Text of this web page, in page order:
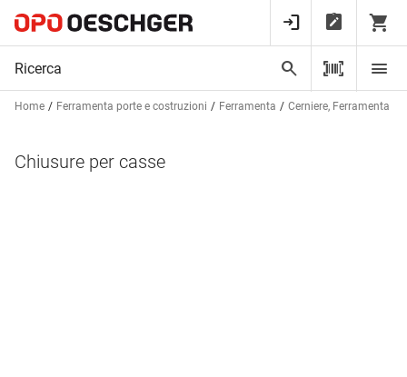
Home Ferramenta porte e costruzioni Ferramenta Cerniere, Ferramenta
Chiusure per casse